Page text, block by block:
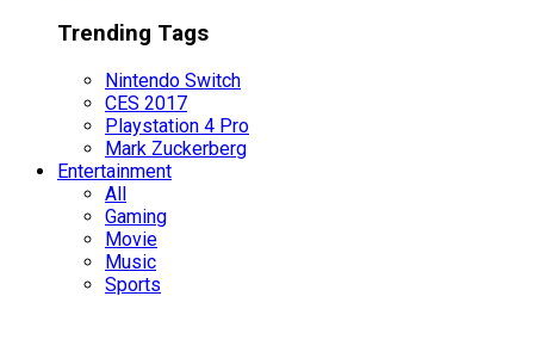
Trending Tags
Nintendo Switch
CES 2017
Playstation 4 Pro
Mark Zuckerberg
Entertainment
All
Gaming
Movie
Music
Sports